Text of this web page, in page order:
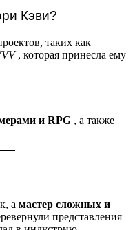
Кэви?
таких как
, которая принесла ему
и RPG , а также
а мастер сложных и
представления